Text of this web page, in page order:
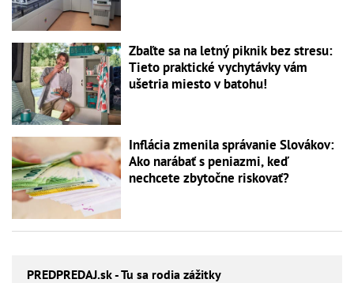
Zbaľte sa na letný piknik bez stresu:
Tieto praktické vychytávky vám
ušetria miesto v batohu!
Inflácia zmenila správanie Slovákov:
Ako narábať s peniazmi, keď
nechcete zbytočne riskovať?
PREDPREDAJ.sk - Tu sa rodia zážitky